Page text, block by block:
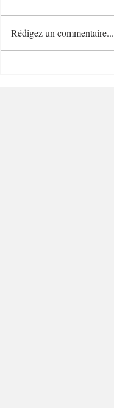
Rédigez un commentaire...